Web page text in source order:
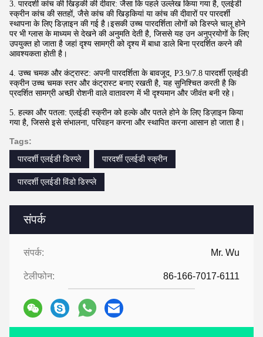
संपर्क
संपर्क: Mr. Wu
टेलीफोन: 86-166-7017-6111
3. पारदर्शी कांच की खिड़की की दीवार: जैसा कि पहले उल्लेख किया गया है, एलईडी
स्क्रीन कांच की सतहों, जैसे कांच की खिड़कियां या कांच की दीवारों पर पारदर्शी
स्थापना के लिए डिज़ाइन की गई है।इसकी उच्च पारदर्शिता लोगों को डिस्प्ले चालू होने
पर भी ग्लास के माध्यम से देखने की अनुमति देती है, जिससे यह उन अनुप्रयोगों के लिए
उपयुक्त हो जाता है जहां दृश्य सामग्री को दृश्य में बाधा डाले बिना प्रदर्शित करने की
आवश्यकता होती है।
4. उच्च चमक और कंट्रास्ट: अपनी पारदर्शिता के बावजूद, P3.9/7.8 पारदर्शी एलईडी
स्क्रीन उच्च चमक स्तर और कंट्रास्ट बनाए रखती है, यह सुनिश्चित करती है कि
प्रदर्शित सामग्री अच्छी रोशनी वाले वातावरण में भी दृश्यमान और जीवंत बनी रहे।
5. हल्का और पतला: एलईडी स्क्रीन को हल्के और पतले होने के लिए डिज़ाइन किया
गया है, जिससे इसे संभालना, परिवहन करना और स्थापित करना आसान हो जाता है।
Tags:
पारदर्शी एलईडी डिस्प्ले
पारदर्शी एलईडी स्क्रीन
पारदर्शी एलईडी विंडो डिस्प्ले